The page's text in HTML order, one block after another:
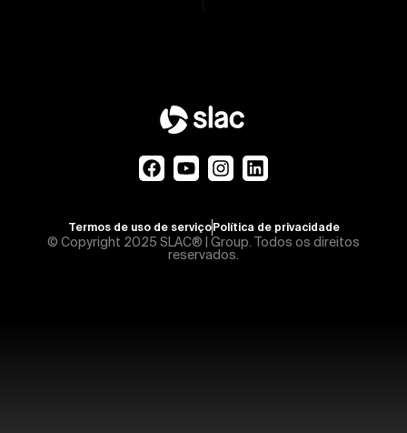
Termos de uso de serviçoPolítica de privacidade
© Copyright 2025 SLAC® | Group. Todos os direitos
reservados.